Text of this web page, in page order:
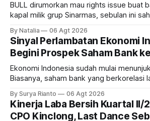
BULL dirumorkan mau rights issue buat
kapal milik grup Sinarmas, sebulan ini
masih menarik dilirik?
By Natalia 06 Agt 2026
Sinyal Perlambatan Ekonomi
Begini Prospek Saham Bank
Ekonomi Indonesia sudah mulai
Biasanya, saham bank yang berkorelasi
bank ke depannya?
By Surya Rianto 06 Agt 2026
Kinerja Laba Bersih Kuartal II/
CPO Kinclong, Last Dance